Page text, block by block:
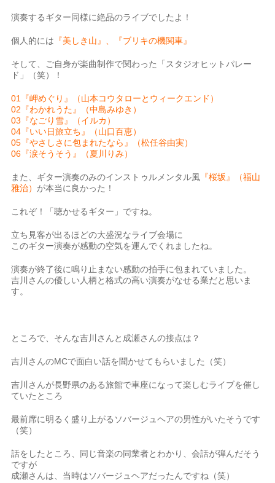
演奏するギター同様に絶品のライブでしたよ！
個人的には 『美しき山』、『ブリキの機関車』
そして、ご自身が楽曲制作で関わった「スタジオヒットパレー
ド」（笑）！
01『岬めぐり』（山本コウタローとウィークエンド）
02『わかれうた』（中島みゆき）
03『なごり雪』（イルカ）
04『いい日旅立ち』（山口百恵）
05『やさしさに包まれたなら』（松任谷由実）
06『涙そうそう』（夏川りみ）
また、ギター演奏のみのインストゥルメンタル風 『桜坂』（福山
雅治） が本当に良かった！
これぞ！「聴かせるギター」ですね。
立ち見客が出るほどの大盛況なライブ会場に
このギター演奏が感動の空気を運んでくれましたね。
演奏が終了後に鳴り止まない感動の拍手に包まれていました。
吉川さんの優しい人柄と格式の高い演奏がなせる業だと思いま
す。
ところで、そんな吉川さんと成瀬さんの接点は？
吉川さんのMCで面白い話を聞かせてもらいました（笑）
吉川さんが長野県のある旅館で車座になって楽しむライブを催し
ていたところ
最前席に明るく盛り上がるソバージュヘアの男性がいたそうです
（笑）
話をしたところ、同じ音楽の同業者とわかり、会話が弾んだそう
ですが
成瀬さんは、当時はソバージュヘアだったんですね（笑）